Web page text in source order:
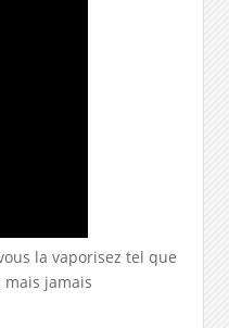
la vaporisez tel que
mais jamais